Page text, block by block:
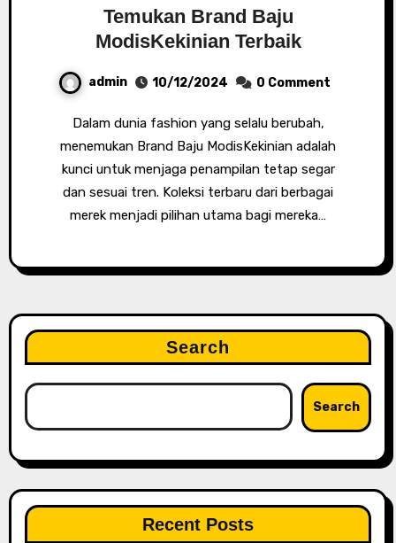
Temukan Brand Baju
ModisKekinian Terbaik
admin 10/12/2024 0 Comment
Dalam dunia fashion yang selalu berubah,
menemukan Brand Baju ModisKekinian adalah
kunci untuk menjaga penampilan tetap segar
dan sesuai tren. Koleksi terbaru dari berbagai
merek menjadi pilihan utama bagi mereka…
Search
Search
Recent Posts